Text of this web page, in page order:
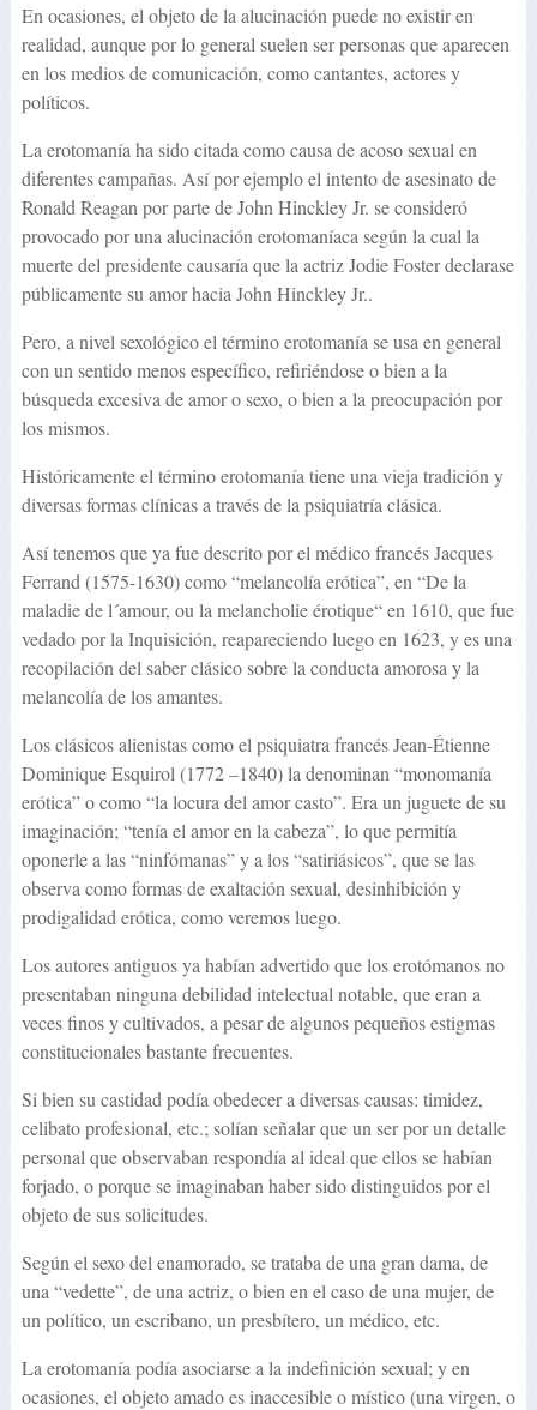
En ocasiones, el objeto de la alucinación puede no existir en
realidad, aunque por lo general suelen ser personas que aparecen
en los medios de comunicación, como cantantes, actores y
políticos.
La erotomanía ha sido citada como causa de acoso sexual en
diferentes campañas. Así por ejemplo el intento de asesinato de
Ronald Reagan por parte de John Hinckley Jr. se consideró
provocado por una alucinación erotomaníaca según la cual la
muerte del presidente causaría que la actriz Jodie Foster declarase
públicamente su amor hacia John Hinckley Jr..
Pero, a nivel sexológico el término erotomanía se usa en general
con un sentido menos específico, refiriéndose o bien a la
búsqueda excesiva de amor o sexo, o bien a la preocupación por
los mismos.
Históricamente el término erotomanía tiene una vieja tradición y
diversas formas clínicas a través de la psiquiatría clásica.
Así tenemos que ya fue descrito por el médico francés Jacques
Ferrand (1575-1630) como “melancolía erótica”, en “De la
maladie de l´amour, ou la melancholie érotique“ en 1610, que fue
vedado por la Inquisición, reapareciendo luego en 1623, y es una
recopilación del saber clásico sobre la conducta amorosa y la
melancolía de los amantes.
Los clásicos alienistas como el psiquiatra francés Jean-Étienne
Dominique Esquirol (1772 –1840) la denominan “monomanía
erótica” o como “la locura del amor casto”. Era un juguete de su
imaginación; “tenía el amor en la cabeza”, lo que permitía
oponerle a las “ninfómanas” y a los “satiriásicos”, que se las
observa como formas de exaltación sexual, desinhibición y
prodigalidad erótica, como veremos luego.
Los autores antiguos ya habían advertido que los erotómanos no
presentaban ninguna debilidad intelectual notable, que eran a
veces finos y cultivados, a pesar de algunos pequeños estigmas
constitucionales bastante frecuentes.
Si bien su castidad podía obedecer a diversas causas: timidez,
celibato profesional, etc.; solían señalar que un ser por un detalle
personal que observaban respondía al ideal que ellos se habían
forjado, o porque se imaginaban haber sido distinguidos por el
objeto de sus solicitudes.
Según el sexo del enamorado, se trataba de una gran dama, de
una “vedette”, de una actriz, o bien en el caso de una mujer, de
un político, un escribano, un presbítero, un médico, etc.
La erotomanía podía asociarse a la indefinición sexual; y en
ocasiones, el objeto amado es inaccesible o místico (una virgen, o